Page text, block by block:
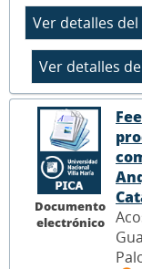
Documento
electrónico